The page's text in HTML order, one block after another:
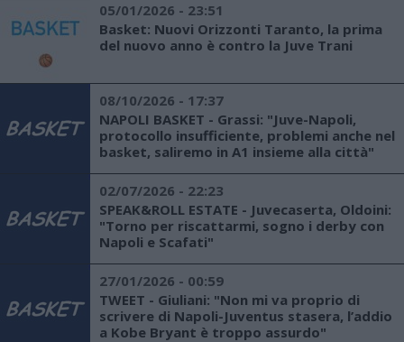
05/01/2026 - 23:51
Basket: Nuovi Orizzonti Taranto, la prima
del nuovo anno è contro la Juve Trani
08/10/2026 - 17:37
NAPOLI BASKET - Grassi: "Juve-Napoli,
protocollo insufficiente, problemi anche nel
basket, saliremo in A1 insieme alla città"
02/07/2026 - 22:23
SPEAK&ROLL ESTATE - Juvecaserta, Oldoini:
"Torno per riscattarmi, sogno i derby con
Napoli e Scafati"
27/01/2026 - 00:59
TWEET - Giuliani: "Non mi va proprio di
scrivere di Napoli-Juventus stasera, l’addio
a Kobe Bryant è troppo assurdo"